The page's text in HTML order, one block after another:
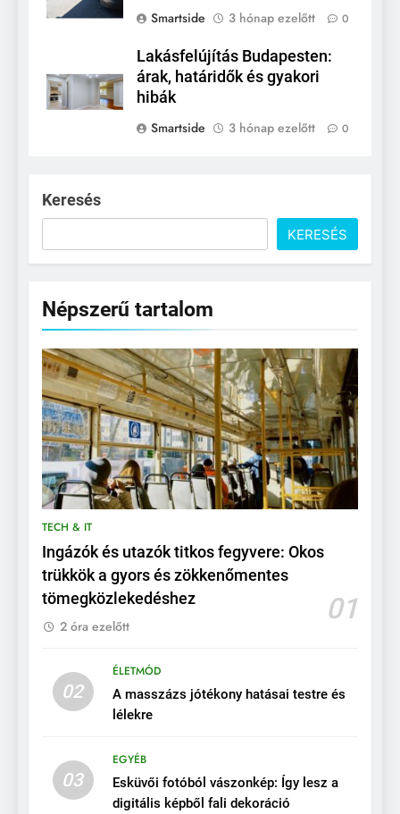
Smartside
3 hónap ezelőtt 0
Lakásfelújítás Budapesten:
árak, határidők és gyakori
hibák
Smartside
3 hónap ezelőtt 0
Keresés
KERESÉS
Népszerű tartalom
TECH & IT
Ingázók és utazók titkos fegyvere: Okos
trükkök a gyors és zökkenőmentes
tömegközlekedéshez
01
2 óra ezelőtt
02
ÉLETMÓD
A masszázs jótékony hatásai testre és
lélekre
03
EGYÉB
Esküvői fotóból vászonkép: Így lesz a
digitális képből fali dekoráció